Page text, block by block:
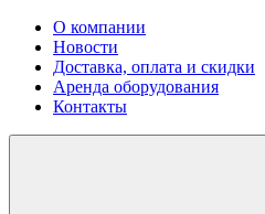
О компании
Новости
Доставка, оплата и скидки
Аренда оборудования
Контакты